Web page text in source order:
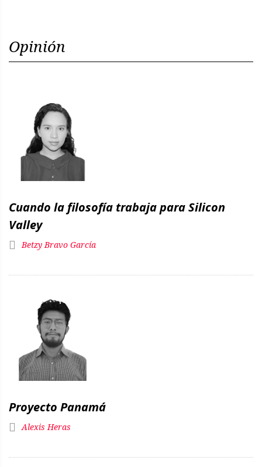
Opinión
Cuando la filosofía trabaja para Silicon
Valley
Betzy Bravo García
Proyecto Panamá
Alexis Heras